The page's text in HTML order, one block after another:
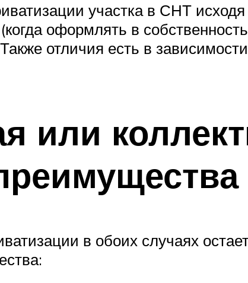
участка в СНТ исходя
оформлять в
отличия есть в
или
в обоих случаях